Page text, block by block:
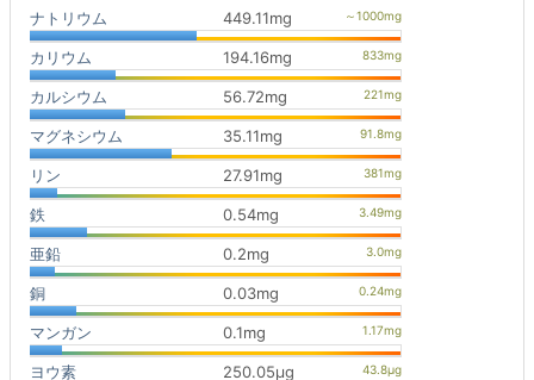
ナトリウム
449.11mg
カリウム 194.16mg
カルシウム 56.72mg
マグネシウム 35.11mg
リン 27.91mg
鉄 0.54mg
亜鉛 0.2mg
銅 0.03mg
マンガン 0.1mg
ヨウ素 250.05μg